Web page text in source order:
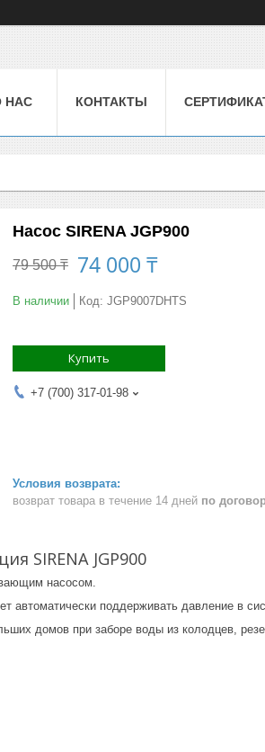
НАС КОНТАКТЫ
Насос SIRENA JGP900
79 500 ₸ 74 000 ₸
В наличии Код: JGP9007DHTS
Купить
+7 (700) 317-01-98
возврат товара в течение 14 дней по
SIRENA JGP900
насосом.
автоматически поддерживать давление в
домов при заборе воды из колодцев,